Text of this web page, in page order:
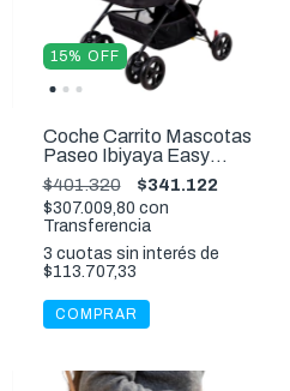
15% OFF
Coche Carrito Mascotas
Paseo Ibiyaya Easy
Strolling Buggy Rouge
20kg
$401.320 $341.122
$307.009,80 con
Transferencia
3 cuotas sin interés de
$113.707,33
COMPRAR